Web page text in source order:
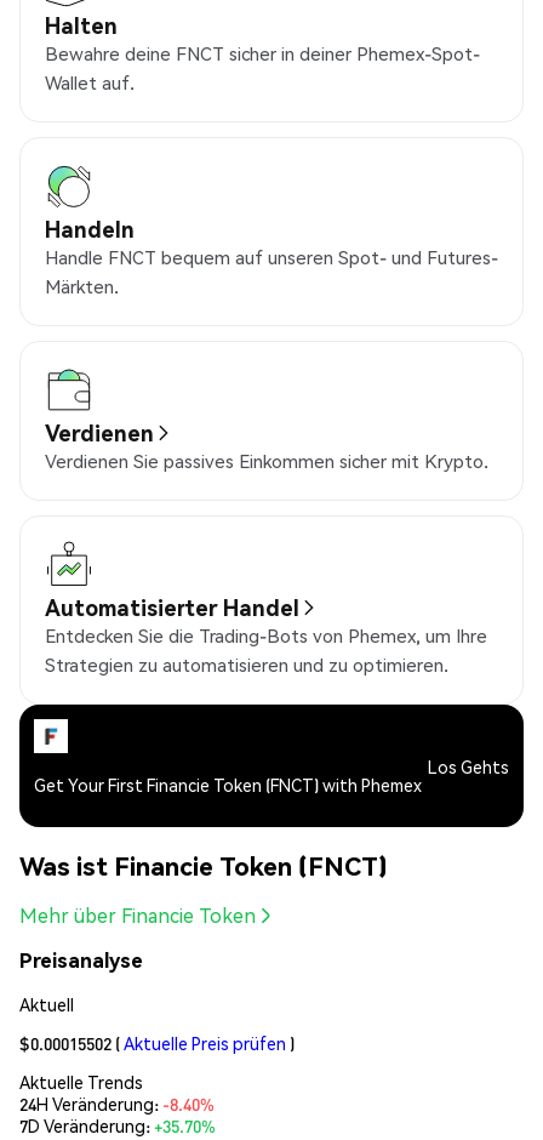
Halten
Bewahre deine FNCT sicher in deiner Phemex-Spot-
Wallet auf.
Handeln
Handle FNCT bequem auf unseren Spot- und Futures-
Märkten.
Verdienen
Verdienen Sie passives Einkommen sicher mit Krypto.
Automatisierter Handel
Entdecken Sie die Trading-Bots von Phemex, um Ihre
Strategien zu automatisieren und zu optimieren.
Get Your First Financie Token (FNCT) with Phemex
Los Gehts
Was ist Financie Token (FNCT)
Mehr über Financie Token
Preisanalyse
Aktuell
$0.00015502 (Aktuelle Preis prüfen )
Aktuelle Trends
24H Veränderung: -8.40%
7D Veränderung:+35.70%